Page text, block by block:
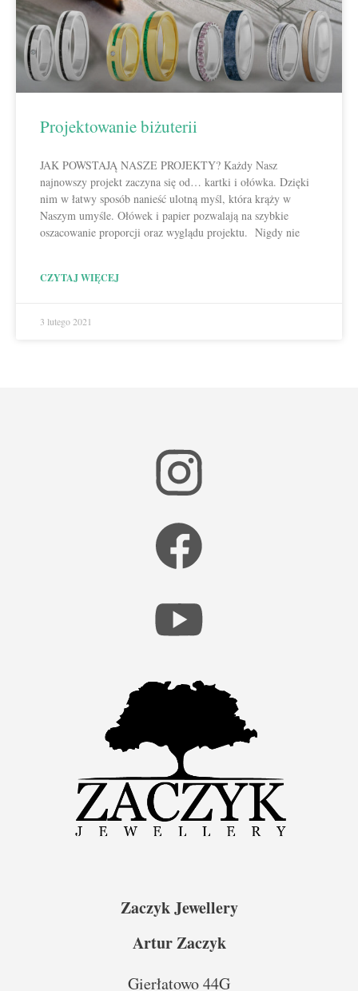
Projektowanie biżuterii
JAK POWSTAJĄ NASZE PROJEKTY? Każdy Nasz
najnowszy projekt zaczyna się od… kartki i ołówka. Dzięki
nim w łatwy sposób nanieść ulotną myśl, która krąży w
Naszym umyśle. Ołówek i papier pozwalają na szybkie
oszacowanie proporcji oraz wyglądu projektu. Nigdy nie
CZYTAJ WIĘCEJ
3 lutego 2021
Zaczyk Jewellery
Artur Zaczyk
Gierłatowo 44G